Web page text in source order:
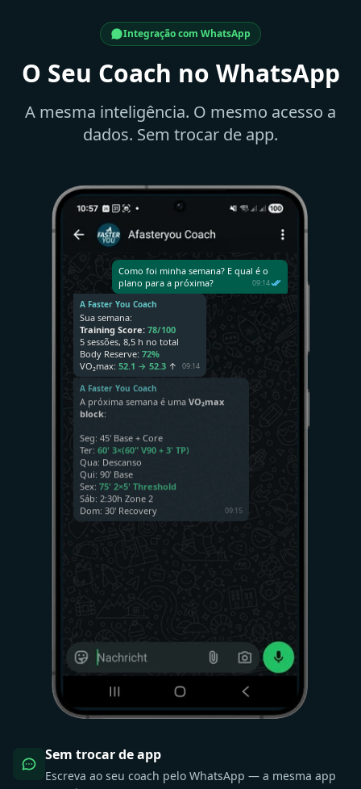
Integração com WhatsApp
O Seu Coach no WhatsApp
A mesma inteligência. O mesmo acesso a
dados. Sem trocar de app.
Como foi minha semana? E qual é o
plano para a próxima?
09:14
A Faster You Coach
Sua semana:
Training Score: 78/100
5 sessões, 8,5 h no total
Body Reserve:72%
VO₂max:52.1 → 52.3 ↑ 09:14
A Faster You Coach
A próxima semana é umaVO₂max
block:
Seg: 45' Base + Core
Ter:60' 3×(60" V90 + 3' TP)
Qua: Descanso
Qui: 90' Base
Sex:75' 2×5' Threshold
Sáb: 2:30h Zone 2
Dom: 30' Recovery
09:15
Você pode mover quinta para sexta?
09:16
Sem trocar de app
Escreva ao seu coach pelo WhatsApp — a mesma app